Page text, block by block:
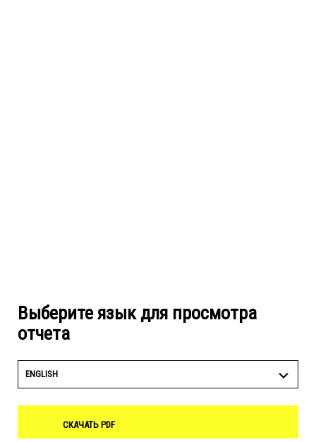
Выберите язык для просмотра
отчета
ENGLISH
СКАЧАТЬ PDF